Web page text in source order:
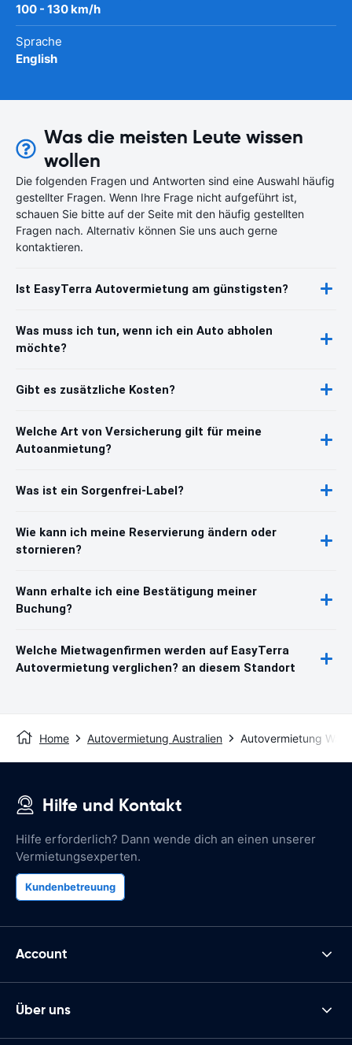
100 - 130 km/h
Sprache
English
Was die meisten Leute wissen
wollen
Die folgenden Fragen und Antworten sind eine Auswahl häufig
gestellter Fragen. Wenn Ihre Frage nicht aufgeführt ist,
schauen Sie bitte auf der Seite mit den häufig gestellten
Fragen nach. Alternativ können Sie uns auch gerne
kontaktieren.
Ist EasyTerra Autovermietung am günstigsten?
Was muss ich tun, wenn ich ein Auto abholen
möchte?
Gibt es zusätzliche Kosten?
Welche Art von Versicherung gilt für meine
Autoanmietung?
Was ist ein Sorgenfrei-Label?
Wie kann ich meine Reservierung ändern oder
stornieren?
Wann erhalte ich eine Bestätigung meiner
Buchung?
Welche Mietwagenfirmen werden auf EasyTerra
Autovermietung verglichen? an diesem Standort
Home Autovermietung Australien Autovermietung
Hilfe und Kontakt
Hilfe erforderlich? Dann wende dich an einen unserer
Vermietungsexperten.
Kundenbetreuung
Account
Über uns